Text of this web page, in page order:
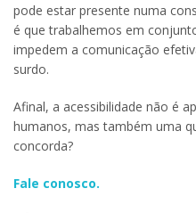
pode estar presente numa
é que trabalhemos em
impedem a comunicação
surdo.
Afinal, a acessibilidade não é
humanos, mas também uma
concorda?
Fale conosco.